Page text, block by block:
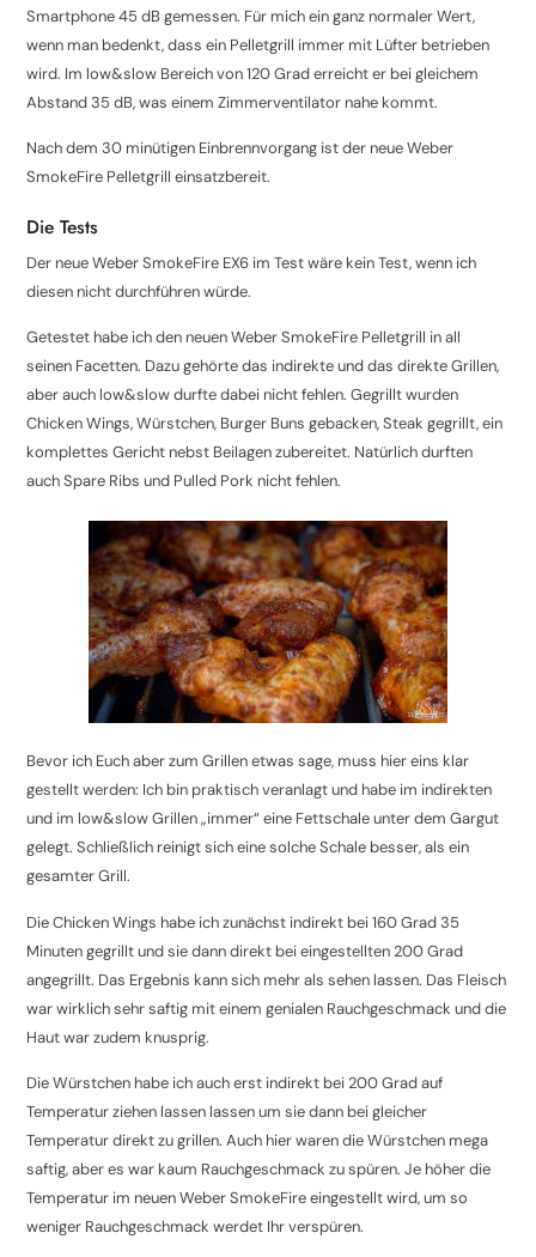
Smartphone 45 dB gemessen. Für mich ein ganz normaler Wert,
wenn man bedenkt, dass ein Pelletgrill immer mit Lüfter betrieben
wird. Im low&slow Bereich von 120 Grad erreicht er bei gleichem
Abstand 35 dB, was einem Zimmerventilator nahe kommt.
Nach dem 30 minütigen Einbrennvorgang ist der neue Weber
SmokeFire Pelletgrill einsatzbereit.
Die Tests
Der neue Weber SmokeFire EX6 im Test wäre kein Test, wenn ich
diesen nicht durchführen würde.
Getestet habe ich den neuen Weber SmokeFire Pelletgrill in all
seinen Facetten. Dazu gehörte das indirekte und das direkte Grillen,
aber auch low&slow durfte dabei nicht fehlen. Gegrillt wurden
Chicken Wings, Würstchen, Burger Buns gebacken, Steak gegrillt, ein
komplettes Gericht nebst Beilagen zubereitet. Natürlich durften
auch Spare Ribs und Pulled Pork nicht fehlen.
Bevor ich Euch aber zum Grillen etwas sage, muss hier eins klar
gestellt werden: Ich bin praktisch veranlagt und habe im indirekten
und im low&slow Grillen „immer“ eine Fettschale unter dem Gargut
gelegt. Schließlich reinigt sich eine solche Schale besser, als ein
gesamter Grill.
Die Chicken Wings habe ich zunächst indirekt bei 160 Grad 35
Minuten gegrillt und sie dann direkt bei eingestellten 200 Grad
angegrillt. Das Ergebnis kann sich mehr als sehen lassen. Das Fleisch
war wirklich sehr saftig mit einem genialen Rauchgeschmack und die
Haut war zudem knusprig.
Die Würstchen habe ich auch erst indirekt bei 200 Grad auf
Temperatur ziehen lassen lassen um sie dann bei gleicher
Temperatur direkt zu grillen. Auch hier waren die Würstchen mega
saftig, aber es war kaum Rauchgeschmack zu spüren. Je höher die
Temperatur im neuen Weber SmokeFire eingestellt wird, um so
weniger Rauchgeschmack werdet Ihr verspüren.